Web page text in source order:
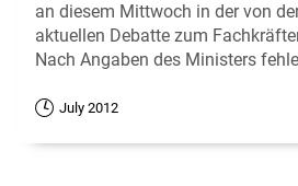
an diesem Mittwoch in der von
aktuellen Debatte zum
Nach Angaben des Ministers
July 2012